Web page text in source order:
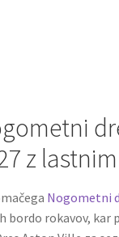
z
Nogometni
bordo rokavov, kar